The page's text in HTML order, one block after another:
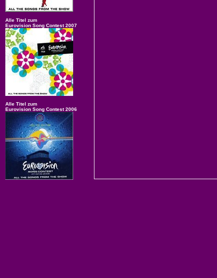
Alle Titel zum
Eurovision Song Contest 2007
Alle Titel zum
Eurovision Song Contest 2006